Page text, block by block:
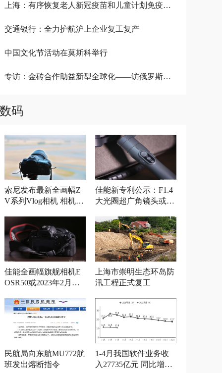
上海：有序恢复老人新冠疫苗和儿童计划免疫接种服务
交通银行：全力护航沪上企业复工复产
中国文化节活动在莫斯科举行
专访：金砖合作助益新型全球化——访俄罗斯金砖国家研究国家委员会专家沃尔洪斯基
数码
索尼发布最新全画幅Z
V系列Vlog相机 相机参
佳能新专利公示：F1.4
大光圈超广角镜头或将
佳能全画幅旗舰相机E
OSR50或2023年2月发
上海市崇明生态环岛防
汛工程正式复工
民航局向东航MU772航
班发出熔断指令
1-4月我国软件业务收
入27735亿元 同比增长1